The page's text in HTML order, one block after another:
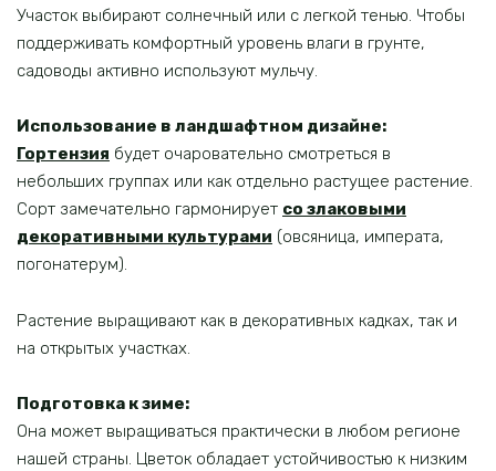
Участок выбирают солнечный или с легкой тенью. Чтобы
поддерживать комфортный уровень влаги в грунте,
садоводы активно используют мульчу.
Использование в ландшафтном дизайне:
Гортензия будет очаровательно смотреться в
небольших группах или как отдельно растущее растение.
Сорт замечательно гармонирует со злаковыми
декоративными культурами (овсяница, императа,
погонатерум).
Растение выращивают как в декоративных кадках, так и
на открытых участках.
Подготовка к зиме:
Она может выращиваться практически в любом регионе
нашей страны. Цветок обладает устойчивостью к низким